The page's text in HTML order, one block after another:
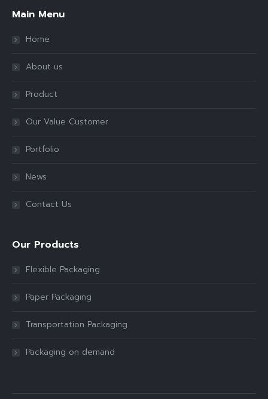
Main Menu
Home
About us
Product
Our Value Customer
Portfolio
News
Contact Us
Our Products
Flexible Packaging
Paper Packaging
Transportation Packaging
Packaging on demand